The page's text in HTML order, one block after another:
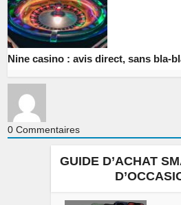
Nine casino : avis direct, sans bla-
0 Commentaires
GUIDE D’ACHAT